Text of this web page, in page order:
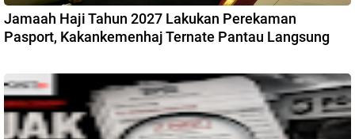
Jamaah Haji Tahun 2027 Lakukan Perekaman
Pasport, Kakankemenhaj Ternate Pantau Langsung